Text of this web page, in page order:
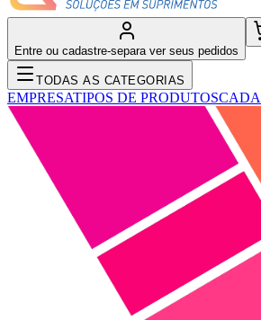
Entre ou cadastre-separa ver seus pedidos
TODAS AS CATEGORIAS
EMPRESATIPOS DE PRODUTOS